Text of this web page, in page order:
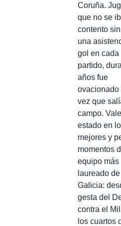
Coruña.
que no se
contento
una
gol en cada
partido,
años fue
ovacionado
vez que
campo.
estado en
mejores y
momentos
equipo más
laureado de
Galicia:
gesta del
contra el
los cuartos